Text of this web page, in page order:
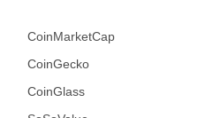
CoinMarketCap
CoinGecko
CoinGlass